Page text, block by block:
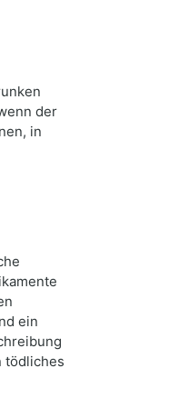
der
in
ein
tödliches